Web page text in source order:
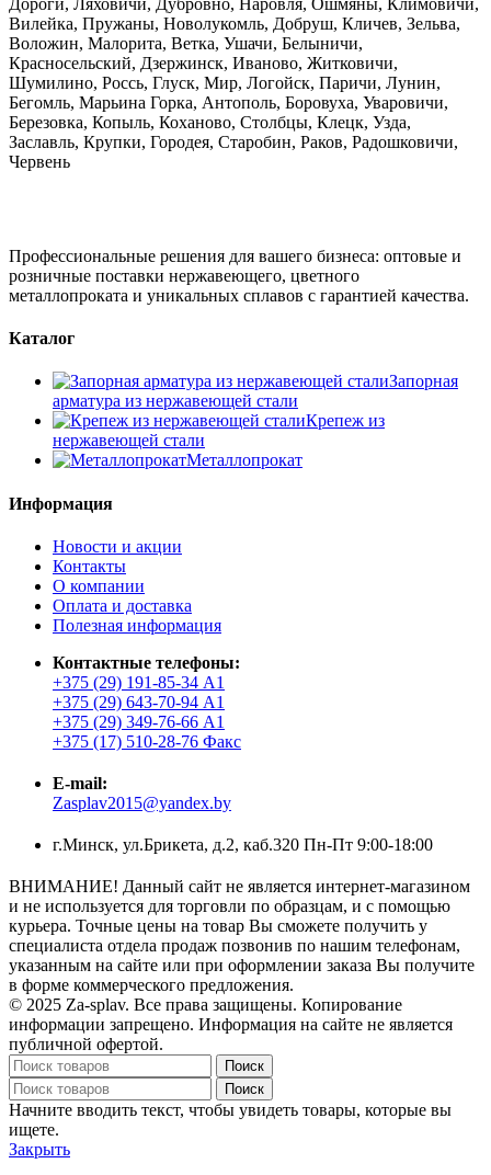
Вилейка, Пружаны, Новолукомль, Добруш, Кличев, Зельва,
Воложин, Малорита, Ветка, Ушачи, Белыничи,
Красносельский, Дзержинск, Иваново, Житковичи,
Шумилино, Россь, Глуск, Мир, Логойск, Паричи, Лунин,
Бегомль, Марьина Горка, Антополь, Боровуха, Уваровичи,
Березовка, Копыль, Коханово, Столбцы, Клецк, Узда,
Заславль, Крупки, Городея, Старобин, Раков, Радошковичи,
Червень
Профессиональные решения для вашего бизнеса: оптовые и
розничные поставки нержавеющего, цветного
металлопроката и уникальных сплавов с гарантией качества.
Каталог
Запорная
арматура из нержавеющей стали
Крепеж из
нержавеющей стали
Металлопрокат
Информация
Новости и акции
Контакты
О компании
Оплата и доставка
Полезная информация
Контактные телефоны:
+375 (29) 191-85-34 А1
+375 (29) 643-70-94 А1
+375 (29) 349-76-66 А1
+375 (17) 510-28-76 Факс
E-mail:
Zasplav2015@yandex.by
г.Минск, ул.Брикета, д.2, каб.320 Пн-Пт 9:00-18:00
ВНИМАНИЕ! Данный сайт не является интернет-магазином
и не используется для торговли по образцам, и с помощью
курьера. Точные цены на товар Вы сможете получить у
специалиста отдела продаж позвонив по нашим телефонам,
указанным на сайте или при оформлении заказа Вы получите
в форме коммерческого предложения.
© 2025 Za-splav. Все права защищены. Копирование
информации запрещено. Информация на сайте не является
публичной офертой.
Поиск
Поиск
Начните вводить текст, чтобы увидеть товары, которые вы
ищете.
Закрыть